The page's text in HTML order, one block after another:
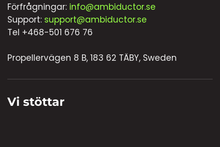
Förfrågningar: info@ambiductor.se
Support: support@ambiductor.se
Tel +468-501 676 76
Propellervägen 8 B, 183 62 TÄBY, Sweden
Vi stöttar